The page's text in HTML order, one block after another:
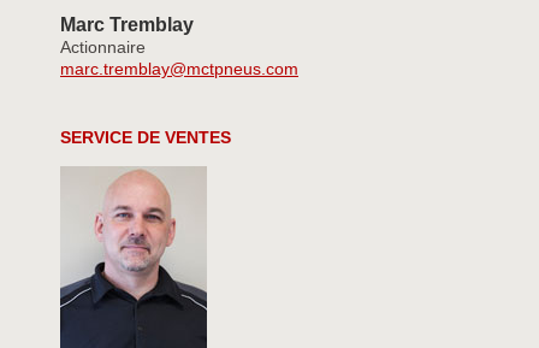
Marc Tremblay
Actionnaire
marc.tremblay@mctpneus.com
SERVICE DE VENTES